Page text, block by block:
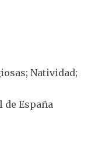
Natividad;
de España